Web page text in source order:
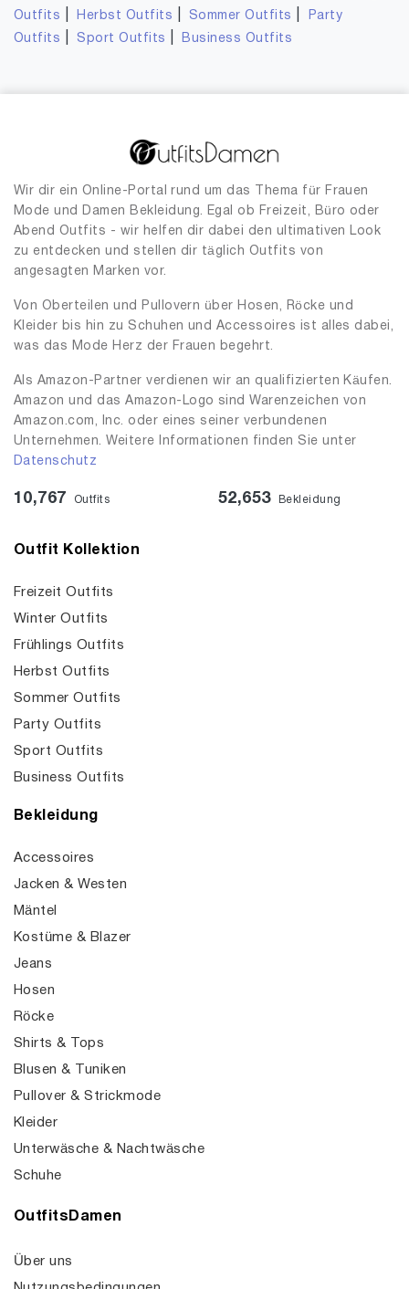
Outfits
Herbst Outfits Sommer Outfits
Party
Outfits
Sport Outfits Business Outfits
Wir dir ein Online-Portal rund um das Thema für Frauen
Mode und Damen Bekleidung. Egal ob Freizeit, Büro oder
Abend Outfits - wir helfen dir dabei den ultimativen Look
zu entdecken und stellen dir täglich Outfits von
angesagten Marken vor.
Von Oberteilen und Pullovern über Hosen, Röcke und
Kleider bis hin zu Schuhen und Accessoires ist alles dabei,
was das Mode Herz der Frauen begehrt.
Als Amazon-Partner verdienen wir an qualifizierten Käufen.
Amazon und das Amazon-Logo sind Warenzeichen von
Amazon.com, Inc. oder eines seiner verbundenen
Unternehmen. Weitere Informationen finden Sie unter
Datenschutz
10,767 Outfits 52,653 Bekleidung
Outfit Kollektion
Freizeit Outfits
Winter Outfits
Frühlings Outfits
Herbst Outfits
Sommer Outfits
Party Outfits
Sport Outfits
Business Outfits
Bekleidung
Accessoires
Jacken & Westen
Mäntel
Kostüme & Blazer
Jeans
Hosen
Röcke
Shirts & Tops
Blusen & Tuniken
Pullover & Strickmode
Kleider
Unterwäsche & Nachtwäsche
Schuhe
OutfitsDamen
Über uns